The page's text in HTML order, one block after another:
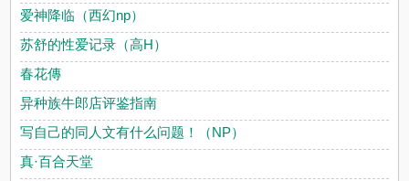
爱神降临（西幻np）
苏舒的性爱记录（高H）
春花傳
异种族牛郎店评鉴指南
写自己的同人文有什么问题！（NP）
真·百合天堂